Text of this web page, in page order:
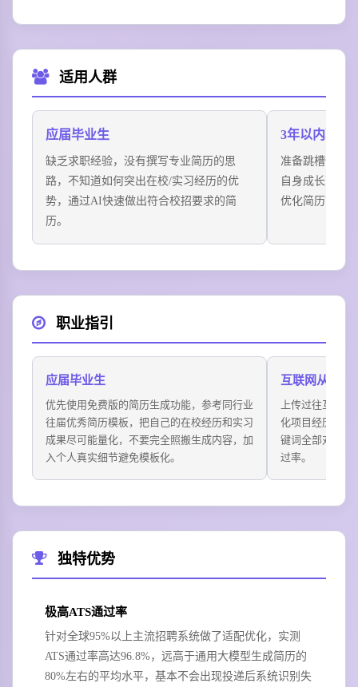
适用人群
应届毕业生
缺乏求职经验，没有撰写专业简历的思
路，不知道如何突出在校/实习经历的优
势，通过AI快速做出符合校招要求的简
历。
3年以内职场
准备跳槽但过
自身成长亮点
优化简历拿到
职业指引
应届毕业生
优先使用免费版的简历生成功能，参考同行业
往届优秀简历模板，把自己的在校经历和实习
成果尽可能量化，不要完全照搬生成内容，加
入个人真实细节避免模板化。
互联网从业者
上传过往互联
化项目经历部分
键词全部对齐到
过率。
独特优势
极高ATS通过率
针对全球95%以上主流招聘系统做了适配优化，实测
ATS通过率高达96.8%，远高于通用大模型生成简历的
80%左右的平均水平，基本不会出现投递后系统识别失